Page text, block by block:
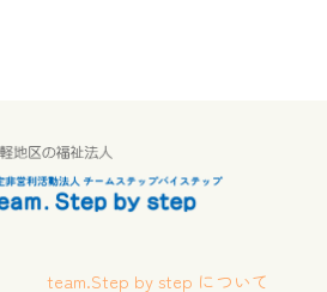
team.Step by step について